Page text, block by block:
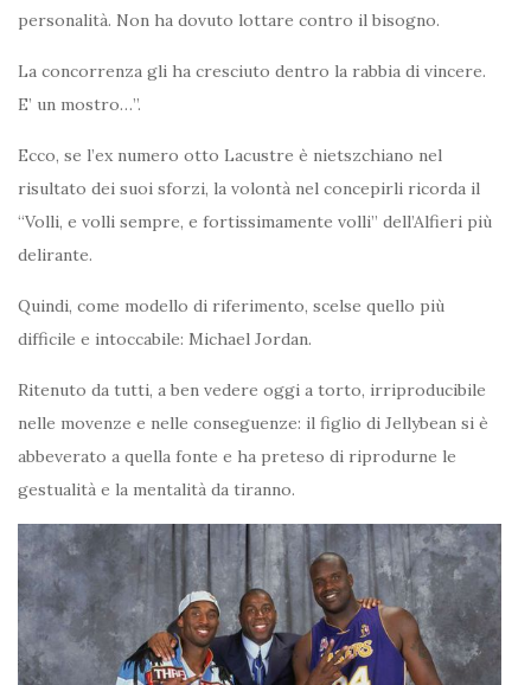
personalità. Non ha dovuto lottare contro il bisogno.
La concorrenza gli ha cresciuto dentro la rabbia di vincere.
E’ un mostro…”.
Ecco, se l’ex numero otto Lacustre è nietszchiano nel
risultato dei suoi sforzi, la volontà nel concepirli ricorda il
“Volli, e volli sempre, e fortissimamente volli” dell’Alfieri più
delirante.
Quindi, come modello di riferimento, scelse quello più
difficile e intoccabile: Michael Jordan.
Ritenuto da tutti, a ben vedere oggi a torto, irriproducibile
nelle movenze e nelle conseguenze: il figlio di Jellybean si è
abbeverato a quella fonte e ha preteso di riprodurne le
gestualità e la mentalità da tiranno.